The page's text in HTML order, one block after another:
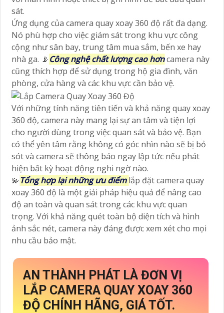
sát.
Ứng dụng của camera quay xoay 360 độ rất đa dạng.
Nó phù hợp cho việc giám sát trong khu vực công
cộng như sân bay, trung tâm mua sắm, bến xe hay
nhà ga. 📡 Công nghệ chất lượng cao hơncamera này
cũng thích hợp để sử dụng trong hộ gia đình, văn
phòng, cửa hàng và các khu vực cần bảo vệ.
Với những tính năng tiên tiến và khả năng quay xoay
360 độ, camera này mang lại sự an tâm và tiện lợi
cho người dùng trong việc quan sát và bảo vệ. Bạn
có thể yên tâm rằng không có góc nhìn nào sẽ bị bỏ
sót và camera sẽ thông báo ngay lập tức nếu phát
hiện bất kỳ hoạt động nghi ngờ nào.
💫Tổng hợp lại những ưu điểmlắp đặt camera quay
xoay 360 độ là một giải pháp hiệu quả để nâng cao
độ an toàn và quan sát trong các khu vực quan
trọng. Với khả năng quét toàn bộ diện tích và hình
ảnh sắc nét, camera này đáng được xem xét cho mọi
nhu cầu bảo mật.
AN THÀNH PHÁT LÀ ĐƠN VỊ
LẮP CAMERA QUAY XOAY 360
ĐỘ CHÍNH HÃNG, GIÁ TỐT.